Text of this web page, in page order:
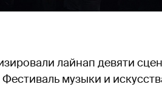
лайнап девяти
музыки и